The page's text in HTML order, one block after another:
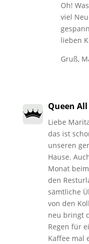
Oh!
viel
lieben
Gruß,
Queen All
Liebe
das ist
unseren
Hause.
Monat
den
sämtliche
von den
neu bringt
Regen für
Kaffee mal